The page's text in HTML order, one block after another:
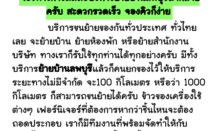
ครับ สะดวกรวดเร็ว จองคิวก็ง่าย
บริการขนย้ายของกันทั่วประเทศ ทั่วไทย
เลย จะย้ายบ้าน ย้ายห้องพัก หรือย้ายสำนักงาน
บริษัท ทางเราก็รับใช้ทุกท่านได้ทุกอย่างครับ มีทั้ง
บริการย้ายบ้านลพบุรีแล้วก็คนยกของไว้ให้บริการ
ระยะทางไม่มีจำกัด จะ100 กิโลเมตร หรือว่า 1000
กิโลเมตร ก็สามารถขนย้ายได้ครับ ข้าวของเครื่องใช้
ต่างๆ เฟอร์นิเจอร์ที่ต้องการหากว่าชิ้นไหนจะต้อง
ถอดประกอบ เราก็มีทีมงานที่พร้อมจัดทำให้กับ